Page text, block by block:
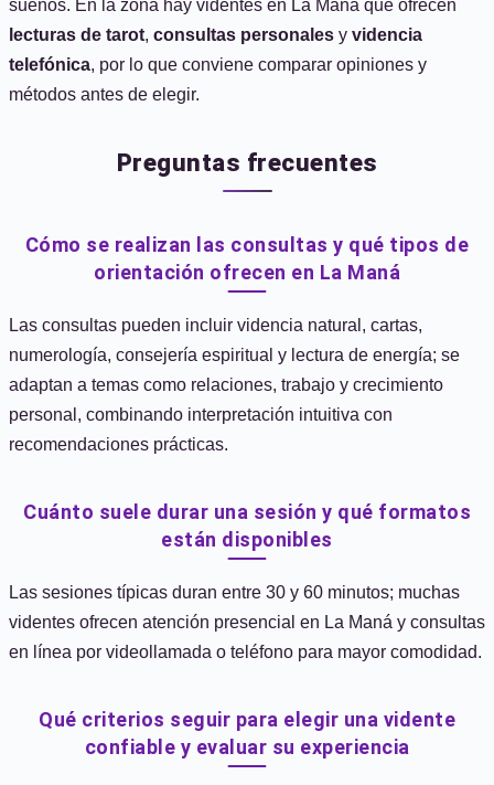
sueños. En la zona hay videntes en La Maná que ofrecen
lecturas de tarot, consultas personales y videncia
telefónica, por lo que conviene comparar opiniones y
métodos antes de elegir.
Preguntas frecuentes
Cómo se realizan las consultas y qué tipos de
orientación ofrecen en La Maná
Las consultas pueden incluir videncia natural, cartas,
numerología, consejería espiritual y lectura de energía; se
adaptan a temas como relaciones, trabajo y crecimiento
personal, combinando interpretación intuitiva con
recomendaciones prácticas.
Cuánto suele durar una sesión y qué formatos
están disponibles
Las sesiones típicas duran entre 30 y 60 minutos; muchas
videntes ofrecen atención presencial en La Maná y consultas
en línea por videollamada o teléfono para mayor comodidad.
Qué criterios seguir para elegir una vidente
confiable y evaluar su experiencia